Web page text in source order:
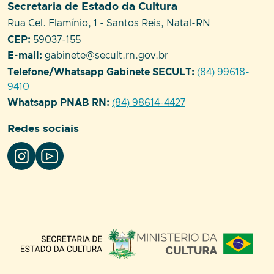
Setor responsável:
Secretaria de Estado da Cultura
Endereço:
Rua Cel. Flamínio, 1 - Santos Reis, Natal-RN
CEP: 59037-155
E-mail: gabinete@secult.rn.gov.br
Telefone/Whatsapp Gabinete SECULT: (84) 99618-
9410
Whatsapp PNAB RN: (84) 98614-4427
Redes sociais
Parceiros